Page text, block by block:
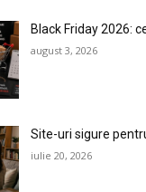
Black Friday 2026: ce
august 3, 2026
Site-uri sigure pentru
iulie 20, 2026